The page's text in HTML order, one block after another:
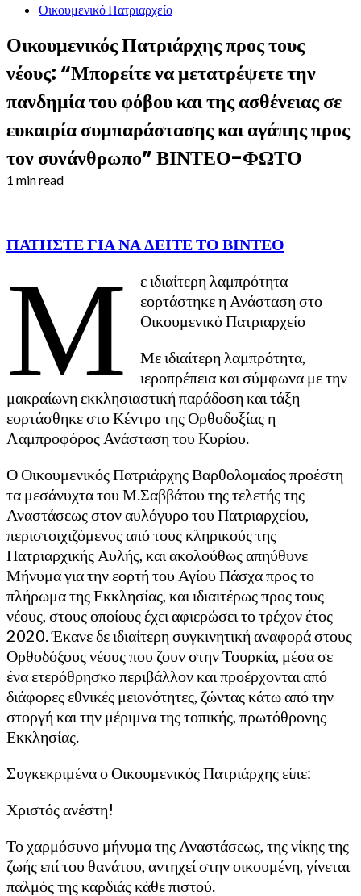
Οικουμενικό Πατριαρχείο
Οικουμενικός Πατριάρχης προς τους
νέους: “Μπορείτε να μετατρέψετε την
πανδημία του φόβου και της ασθένειας σε
ευκαιρία συμπαράστασης και αγάπης προς
τον συνάνθρωπο” ΒΙΝΤΕΟ-ΦΩΤΟ
1 min read
ΠΑΤΗΣΤΕ ΓΙΑ ΝΑ ΔΕΙΤΕ ΤΟ ΒΙΝΤΕΟ
Μ
ε ιδιαίτερη λαμπρότητα
εορτάστηκε η Ανάσταση στο
Οικουμενικό Πατριαρχείο
Με ιδιαίτερη λαμπρότητα,
ιεροπρέπεια και σύμφωνα με την
μακραίωνη εκκλησιαστική παράδοση και τάξη
εορτάσθηκε στο Κέντρο της Ορθοδοξίας η
Λαμπροφόρος Ανάσταση του Κυρίου.
Ο Οικουμενικός Πατριάρχης Βαρθολομαίος προέστη
τα μεσάνυχτα του Μ.Σαββάτου της τελετής της
Αναστάσεως στον αυλόγυρο του Πατριαρχείου,
περιστοιχιζόμενος από τους κληρικούς της
Πατριαρχικής Αυλής, και ακολούθως απηύθυνε
Μήνυμα για την εορτή του Αγίου Πάσχα προς το
πλήρωμα της Εκκλησίας, και ιδιαιτέρως προς τους
νέους, στους οποίους έχει αφιερώσει το τρέχον έτος
2020. Έκανε δε ιδιαίτερη συγκινητική αναφορά στους
Ορθοδόξους νέους που ζουν στην Τουρκία, μέσα σε
ένα ετερόθρησκο περιβάλλον και προέρχονται από
διάφορες εθνικές μειονότητες, ζώντας κάτω από την
στοργή και την μέριμνα της τοπικής, πρωτόθρονης
Εκκλησίας.
Συγκεκριμένα ο Οικουμενικός Πατριάρχης είπε:
Χριστός ανέστη!
Το χαρμόσυνο μήνυμα της Αναστάσεως, της νίκης της
ζωής επί του θανάτου, αντηχεί στην οικουμένη, γίνεται
παλμός της καρδιάς κάθε πιστού.